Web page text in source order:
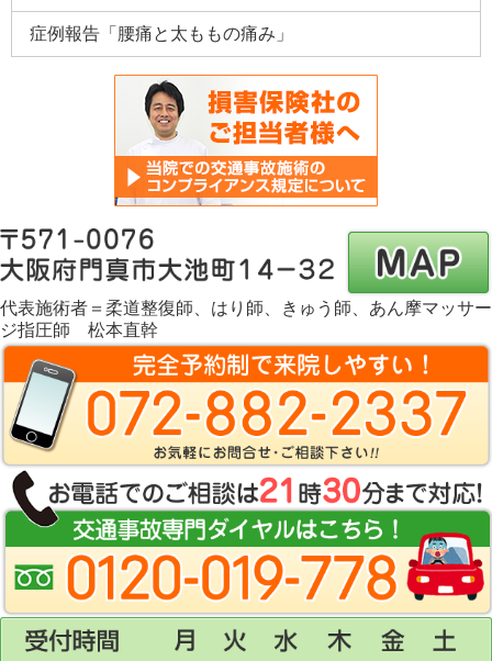
症例報告「腰痛と太ももの痛み」
代表施術者＝柔道整復師、はり師、きゅう師、あん摩マッサー
ジ指圧師 松本直幹